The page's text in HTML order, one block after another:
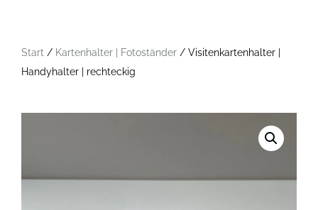
Start / Kartenhalter | Fotoständer / Visitenkartenhalter |
Handyhalter | rechteckig